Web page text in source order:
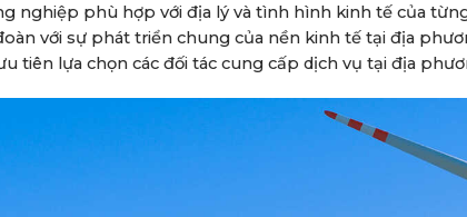
nghiệp phù hợp với địa lý và tình hình kinh tế của
với sự phát triển chung của nền kinh tế tại địa
tiên lựa chọn các đối tác cung cấp dịch vụ tại địa